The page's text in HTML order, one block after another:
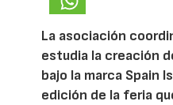
La asociación
estudia la creación
bajo la marca Spain
edición de la feria